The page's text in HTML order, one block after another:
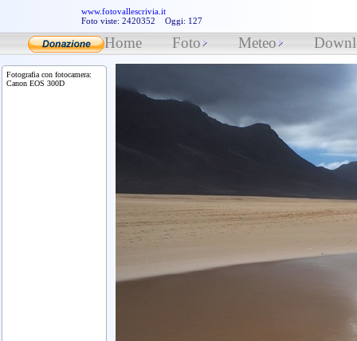
www.fotovallescrivia.it
Foto viste: 2420352 Oggi: 127
Home Foto Meteo
Fotografia con fotocamera:
Canon EOS 300D